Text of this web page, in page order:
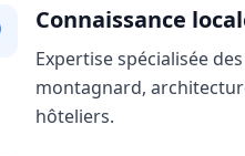
Connaissance
Expertise spécialisée
montagnard,
hôteliers.